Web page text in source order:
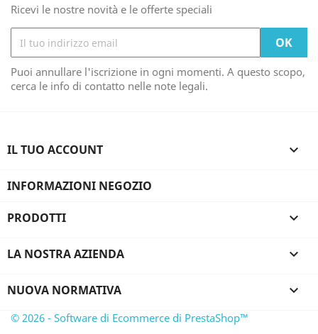
Ricevi le nostre novità e le offerte speciali
Puoi annullare l'iscrizione in ogni momenti. A questo scopo,
cerca le info di contatto nelle note legali.
IL TUO ACCOUNT 
INFORMAZIONI NEGOZIO
PRODOTTI 
LA NOSTRA AZIENDA 
NUOVA NORMATIVA 
© 2026 - Software di Ecommerce di PrestaShop™